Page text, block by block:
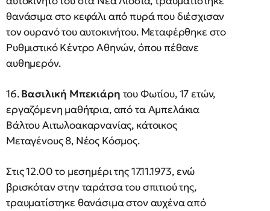
θανάσιμα στο κεφάλι από πυρά που διέσχισαν
τον ουρανό του αυτοκινήτου. Μεταφέρθηκε στο
Ρυθμιστικό Κέντρο Αθηνών, όπου πέθανε
αυθημερόν.
16.Βασιλική Μπεκιάρη του Φωτίου, 17 ετών,
εργαζόμενη μαθήτρια, από τα Αμπελάκια
Βάλτου Αιτωλοακαρνανίας, κάτοικος
Μεταγένους 8, Νέος Κόσμος.
Στις 12.00 το μεσημέρι της 17.11.1973, ενώ
βρισκόταν στην ταράτσα του σπιτιού της,
τραυματίστηκε θανάσιμα στον αυχένα από